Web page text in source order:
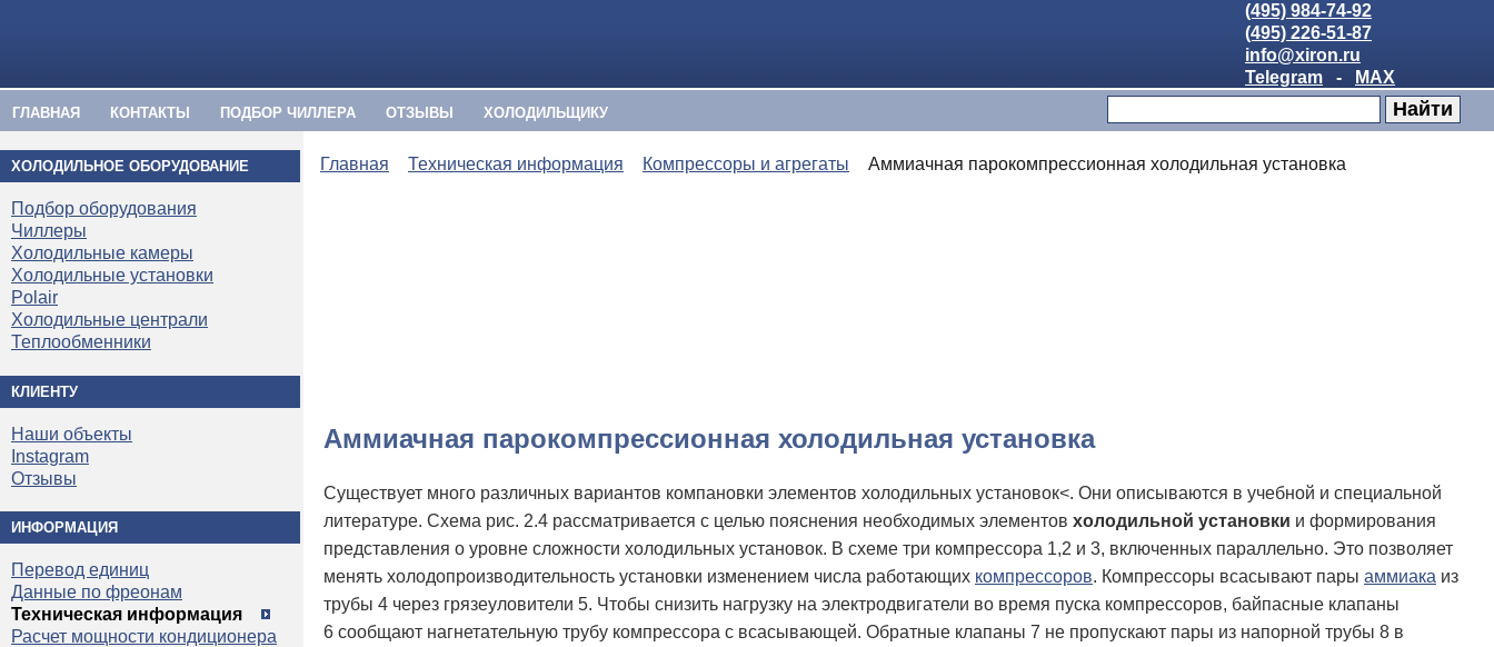
(495) 984-74-92
(495) 226-51-87
info@xiron.ru
Telegram
- MAX
ГЛАВНАЯ КОНТАКТЫ ПОДБОР ЧИЛЛЕРА ОТЗЫВЫ ХОЛОДИЛЬЩИКУ
ХОЛОДИЛЬНОЕ ОБОРУДОВАНИЕ
Подбор оборудования
Чиллеры
Холодильные камеры
Холодильные установки
Polair
Холодильные централи
Теплообменники
КЛИЕНТУ
Наши объекты
Instagram
Отзывы
ИНФОРМАЦИЯ
Перевод единиц
Данные по фреонам
Техническая информация
Расчет мощности кондиционера
Главная Техническая информация Компрессоры и агрегаты Аммиачная парокомпрессионная холодильная установка
Аммиачная парокомпрессионная холодильная установка
Существует много различных вариантов компановки элементов холодильных установок<. Они описываются в учебной и специальной
литературе. Схема рис. 2.4 рассматривается с целью пояснения необходимых элементов холодильной установки и формирования
представления о уровне сложности холодильных установок. В схеме три компрессора 1,2 и 3, включенных параллельно. Это позволяет
менять холодопроизводительность установки изменением числа работающих компрессоров. Компрессоры всасывают пары аммиака из
трубы 4 через грязеуловители 5. Чтобы снизить нагрузку на электродвигатели во время пуска компрессоров, байпасные клапаны
6 сообщают нагнетательную трубу компрессора с всасывающей. Обратные клапаны 7 не пропускают пары из напорной трубы 8 в